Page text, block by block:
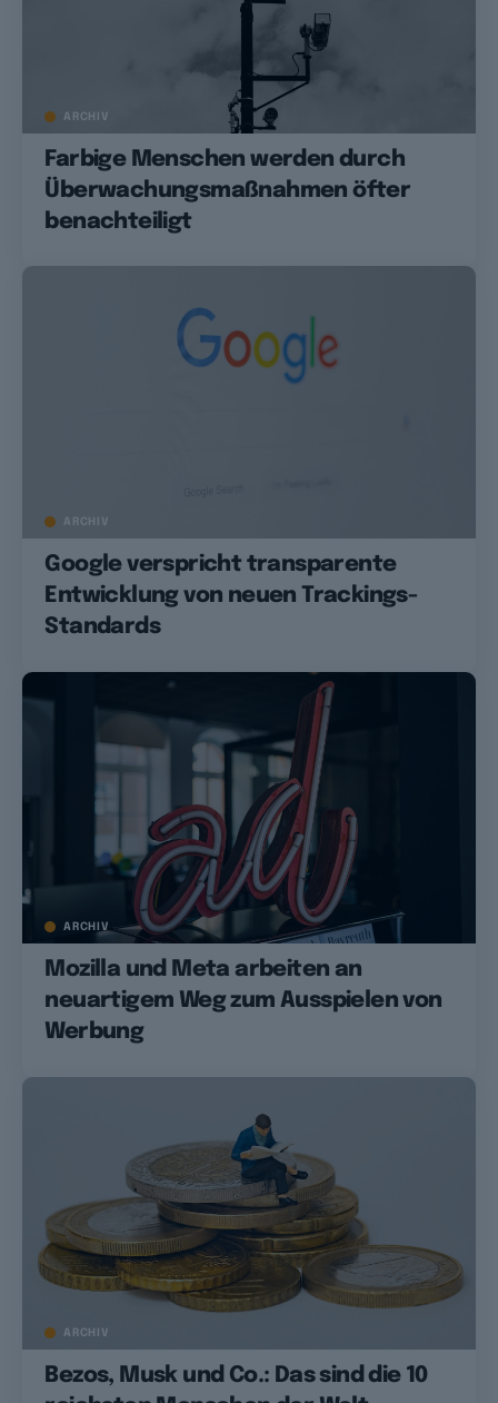
ARCHIV
Farbige Menschen werden durch
Überwachungsmaßnahmen öfter
benachteiligt
ARCHIV
Google verspricht transparente
Entwicklung von neuen Trackings-
Standards
ARCHIV
Mozilla und Meta arbeiten an
neuartigem Weg zum Ausspielen von
Werbung
ARCHIV
Bezos, Musk und Co.: Das sind die 10